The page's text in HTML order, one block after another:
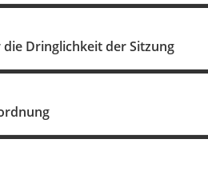
Dringlichkeit der Sitzung